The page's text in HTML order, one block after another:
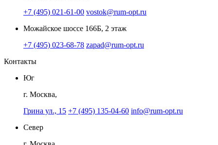
+7 (495) 021-61-00 vostok@rum-opt.ru
Можайское шоссе 166Б, 2 этаж
+7 (495) 023-68-78 zapad@rum-opt.ru
Контакты
Юг
г. Москва,
Грина ул., 15 +7 (495) 135-04-60 info@rum-opt.ru
Север